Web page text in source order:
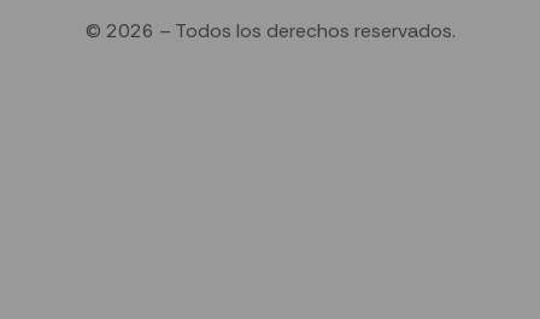
© 2026 – Todos los derechos reservados.